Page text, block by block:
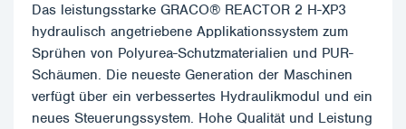
Das leistungsstarke GRACO® REACTOR 2 H-XP3
hydraulisch angetriebene Applikationssystem zum
Sprühen von Polyurea-Schutzmaterialien und PUR-
Schäumen. Die neueste Generation der Maschinen
verfügt über ein verbessertes Hydraulikmodul und ein
neues Steuerungssystem. Hohe Qualität und Leistung